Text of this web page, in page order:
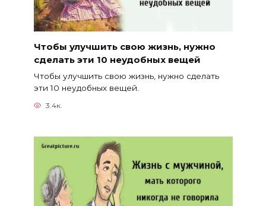
Чтобы улучшить свою жизнь, нужно
сделать эти 10 неудобных вещей
Чтобы улучшить свою жизнь, нужно сделать
эти 10 неудобных вещей.
3.4к.